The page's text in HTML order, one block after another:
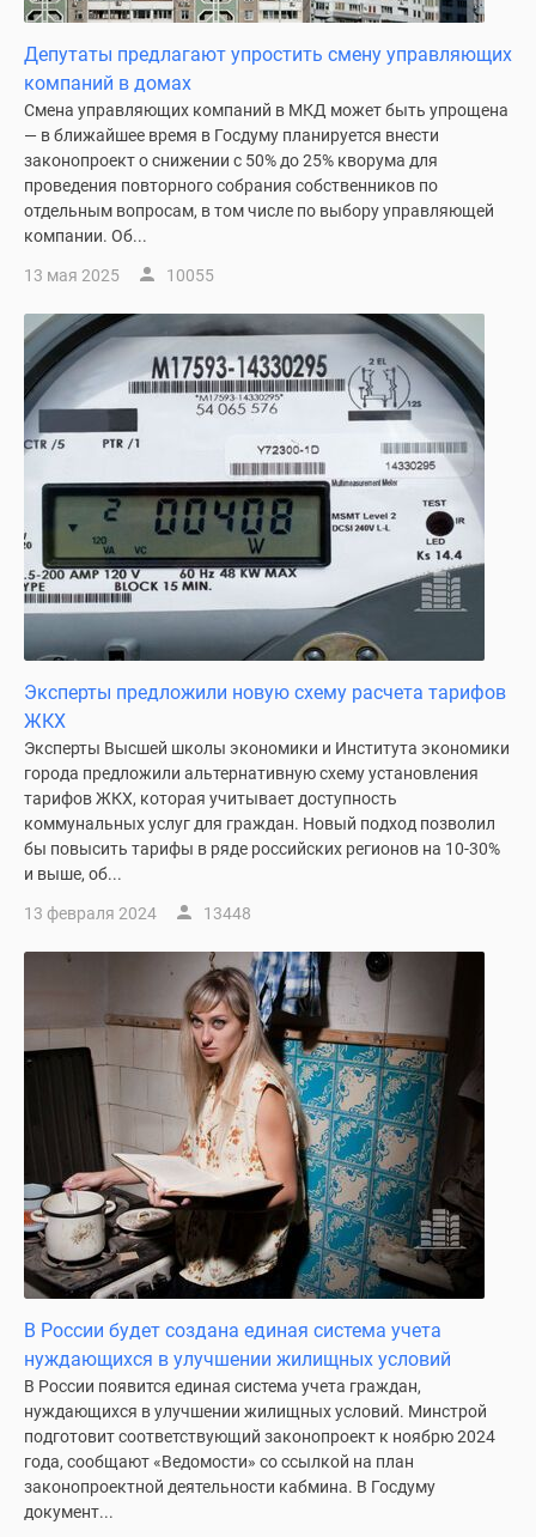
места
Апартаменты
#траншевая
ипотека
#рассрочка
ИТ-
ипотека
Квартиры
скидками
41%
Видео
360°
новостроек
Субсидированная
Rutube
Поиск
дома
Москве
Программа
Москве
Новостройки
премиум-
класса
Новостройки
бизнес-
класса
Траншевая
Коттеджные
Новой
Москве
Готовые
коттеджные
поселки
Строящиеся
коттеджные
поселки
Коттеджные
поселки
лесу
Депутаты предлагают упростить смену управляющих
компаний в домах
Смена управляющих компаний в МКД может быть упрощена
— в ближайшее время в Госдуму планируется внести
законопроект о снижении с 50% до 25% кворума для
проведения повторного собрания собственников по
отдельным вопросам, в том числе по выбору управляющей
компании. Об...
13 мая 2025 10055
Эксперты предложили новую схему расчета тарифов
ЖКХ
Эксперты Высшей школы экономики и Института экономики
города предложили альтернативную схему установления
тарифов ЖКХ, которая учитывает доступность
коммунальных услуг для граждан. Новый подход позволил
бы повысить тарифы в ряде российских регионов на 10-30%
и выше, об...
13 февраля 2024 13448
В России будет создана единая система учета
нуждающихся в улучшении жилищных условий
В России появится единая система учета граждан,
нуждающихся в улучшении жилищных условий. Минстрой
подготовит соответствующий законопроект к ноябрю 2024
года, сообщают «Ведомости» со ссылкой на план
законопроектной деятельности кабмина. В Госдуму
документ...